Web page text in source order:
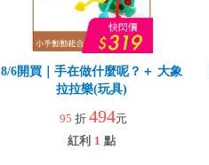
8/6開買｜手在做什麼呢？＋ 大象
拉拉樂(玩具)
95 折 494元
紅利 1 點